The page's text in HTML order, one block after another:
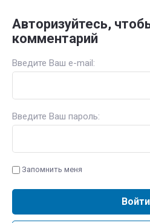
Авторизуйтесь,
комментарий
Введите Ваш e-mail:
Введите Ваш пароль:
Запомнить меня
Войти